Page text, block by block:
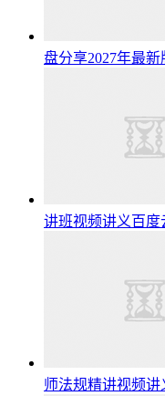
盘分享2027年最
讲班视频讲义百度
师法规精讲视频讲